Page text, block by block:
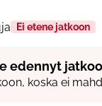
Ei etene jatkoon
edennyt
koska ei